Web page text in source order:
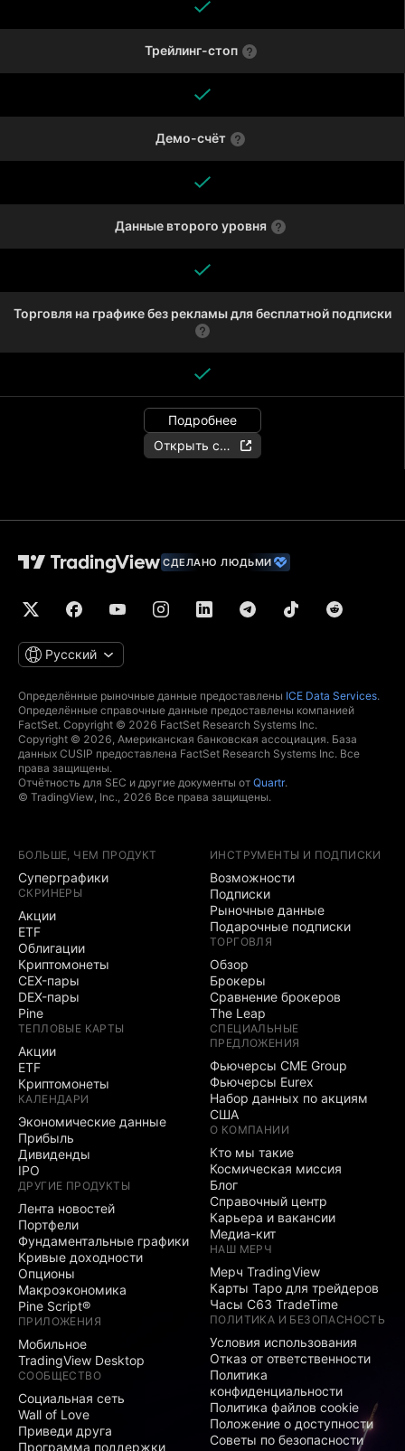
Трейлинг-стоп
Демо-счёт
Данные второго уровня
Торговля на графике без рекламы для бесплатной подписки
Подробнее
Открыть счёт
СДЕЛАНО ЛЮДЬМИ
Русский
Определённые рыночные данные предоставлены ICE Data Services.
Определённые справочные данные предоставлены компанией
FactSet. Copyright © 2026 FactSet Research Systems Inc.
Copyright © 2026, Американская банковская ассоциация. База
данных CUSIP предоставлена FactSet Research Systems Inc. Все
права защищены.
Отчётность для SEC и другие документы от Quartr.
© TradingView, Inc., 2026 Все права защищены.
БОЛЬШЕ, ЧЕМ ПРОДУКТ
Суперграфики
СКРИНЕРЫ
Акции
ETF
Облигации
Криптомонеты
CEX-пары
DEX-пары
Pine
ТЕПЛОВЫЕ КАРТЫ
Акции
ETF
Криптомонеты
КАЛЕНДАРИ
Экономические данные
Прибыль
Дивиденды
IPO
ДРУГИЕ ПРОДУКТЫ
Лента новостей
Портфели
Фундаментальные графики
Кривые доходности
Опционы
Макроэкономика
Pine Script®
ПРИЛОЖЕНИЯ
Мобильное
TradingView Desktop
СООБЩЕСТВО
Социальная сеть
Wall of Love
Приведи друга
Программа поддержки
ИНСТРУМЕНТЫ И ПОДПИСКИ
Возможности
Подписки
Рыночные данные
Подарочные подписки
ТОРГОВЛЯ
Обзор
Брокеры
Сравнение брокеров
The Leap
СПЕЦИАЛЬНЫЕ
ПРЕДЛОЖЕНИЯ
Фьючерсы CME Group
Фьючерсы Eurex
Набор данных по акциям
США
О КОМПАНИИ
Кто мы такие
Космическая миссия
Блог
Справочный центр
Карьера и вакансии
Медиа-кит
НАШ МЕРЧ
Мерч TradingView
Карты Таро для трейдеров
Часы C63 TradeTime
ПОЛИТИКА И БЕЗОПАСНОСТЬ
Условия использования
Отказ от ответственности
Политика
конфиденциальности
Политика файлов cookie
Положение о доступности
Советы по безопасности